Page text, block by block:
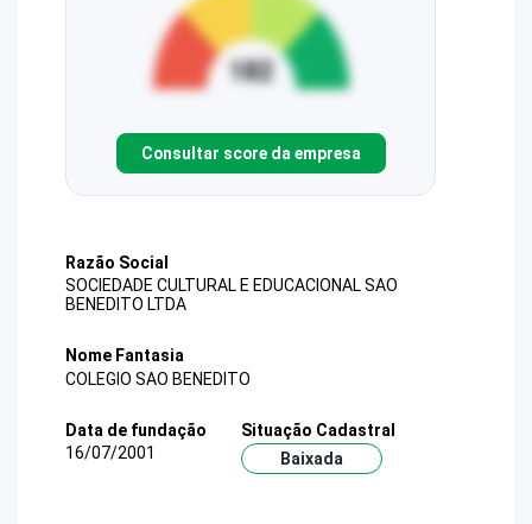
Consultar score da empresa
Razão Social
SOCIEDADE CULTURAL E EDUCACIONAL SAO
BENEDITO LTDA
Nome Fantasia
COLEGIO SAO BENEDITO
Data de fundação
16/07/2001
Situação Cadastral
Baixada